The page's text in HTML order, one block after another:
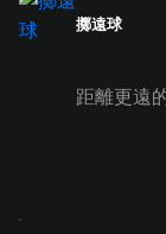
擲遠球
距離更遠